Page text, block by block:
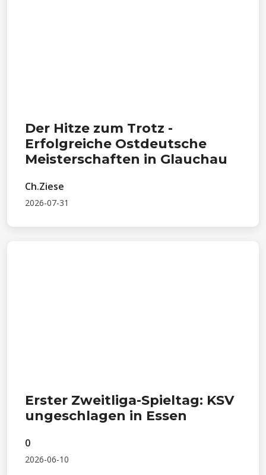
Der Hitze zum Trotz -
Erfolgreiche Ostdeutsche
Meisterschaften in Glauchau
Ch.Ziese
2026-07-31
Erster Zweitliga-Spieltag: KSV
ungeschlagen in Essen
0
2026-06-10